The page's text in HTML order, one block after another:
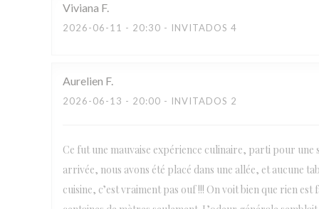
Viviana F
2026-06-11 - 20:30 - INVITADOS 4
Aurelien F
2026-06-13 - 20:00 - INVITADOS 2
Ce fut une mauvaise expérience culinaire, parti pour une
arrivée, nous avons été placé dans une allée, et aucune
cuisine, c’est vraiment pas ouf !!! On voit bien que rien